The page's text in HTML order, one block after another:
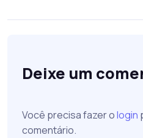
Deixe um
Você precisa fazer ologin
comentário.